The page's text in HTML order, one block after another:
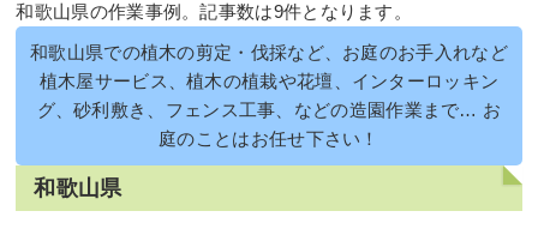
和歌山県の作業事例。記事数は9件となります。
和歌山県での植木の剪定・伐採など、お庭のお手入れなど
植木屋サービス、植木の植栽や花壇、インターロッキン
グ、砂利敷き、フェンス工事、などの造園作業まで… お
庭のことはお任せ下さい！
和歌山県